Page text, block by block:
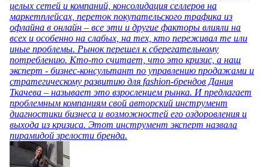
целых сетей и компаний, консолидация селлеров на
маркетплейсах, переток покупательского трафика из
офлайна в онлайн – все эти и другие факторы влияли на
всех и особенно на слабых, на тех, кто переживал те или
иные проблемы. Рынок перешел к сберегательному
потреблению. Кто-то считает, что это кризис, а наш
эксперт - бизнес-консультант по управлению продажами и
стратегическому развитию для fashion-брендов Дания
Ткачева – называет это взрослением рынка. И предлагает
проблемным компаниям свой авторский инструмент
диагностики бизнеса и возможностей его оздоровления и
выхода из кризиса. Этот инструмент эксперт назвала
пирамидой зрелости бренда.